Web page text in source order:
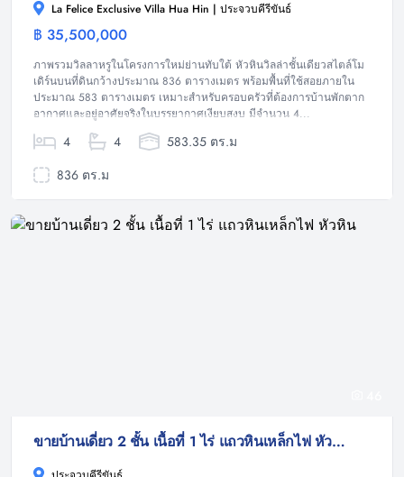
La Felice Exclusive Villa Hua Hin | ประจวบคีรีขันธ์
฿ 35,500,000
ภาพรวมวิลลาหรูในโครงการใหม่ย่านทับใต้ หัวหินวิลล่าชั้นเดียวสไตล์โม
เดิร์นบนที่ดินกว้างประมาณ 836 ตารางเมตร พร้อมพื้นที่ใช้สอยภายใน
ประมาณ 583 ตารางเมตร เหมาะสำหรับครอบครัวที่ต้องการบ้านพักตาก
อากาศและอยู่อาศัยจริงในบรรยากาศเงียบสงบ มีจำนวน 4...
4 4
583.35 ตร.ม
836 ตร.ม
ขายบ้านเดี่ยว 2 ชั้น เนื้อที่ 1 ไร่ แถวหินเหล็กไฟ หัวหิน